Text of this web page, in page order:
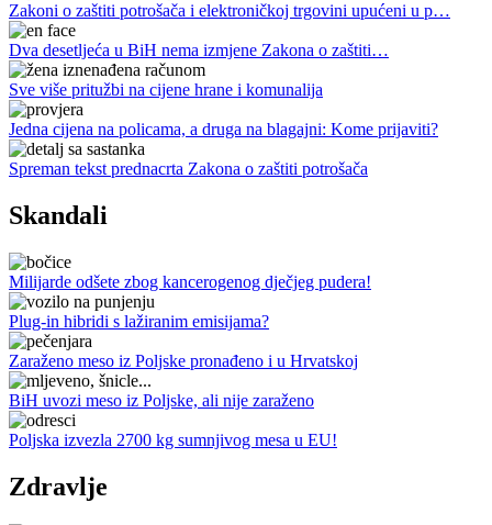
Zakoni o zaštiti potrošača i elektroničkoj trgovini upućeni u p…
Dva desetljeća u BiH nema izmjene Zakona o zaštiti…
Sve više pritužbi na cijene hrane i komunalija
Jedna cijena na policama, a druga na blagajni: Kome prijaviti?
Spreman tekst prednacrta Zakona o zaštiti potrošača
Skandali
Milijarde odšete zbog kancerogenog dječjeg pudera!
Plug-in hibridi s lažiranim emisijama?
Zaraženo meso iz Poljske pronađeno i u Hrvatskoj
BiH uvozi meso iz Poljske, ali nije zaraženo
Poljska izvezla 2700 kg sumnjivog mesa u EU!
Zdravlje